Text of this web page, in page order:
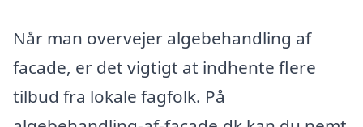
Når man overvejer algebehandling af
facade, er det vigtigt at indhente flere
tilbud fra lokale fagfolk. På